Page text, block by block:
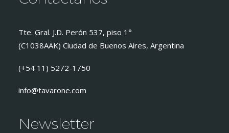
Tte. Gral. J.D. Perón 537, piso 1°
(C1038AAK) Ciudad de Buenos Aires, Argentina
(+54 11) 5272-1750
info@tavarone.com
Newsletter